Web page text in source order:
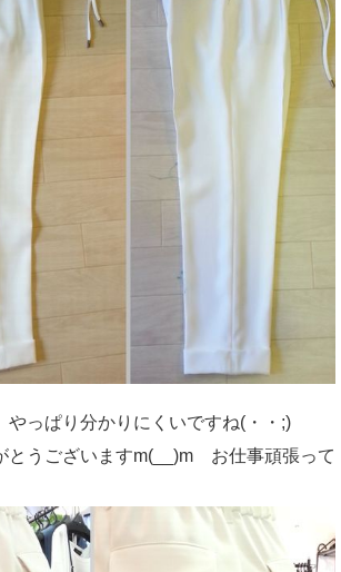
っぱり分かりにくいですね(・・;)
とうございますm(__)m お仕事頑張って